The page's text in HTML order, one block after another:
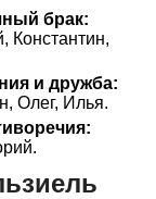
брак:
Константин,
и дружба:
Олег, Илья.